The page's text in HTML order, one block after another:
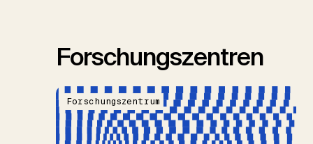
Forschungszentren
Forschungszentrum